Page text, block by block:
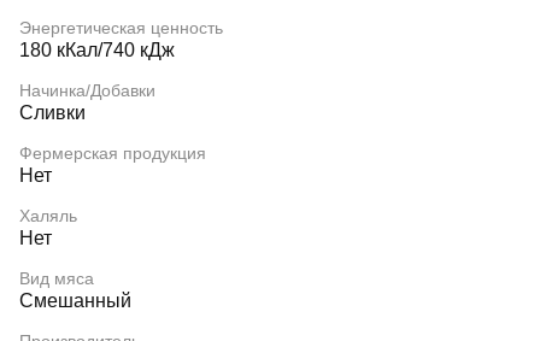
Энергетическая ценность
180 кКал/740 кДж
Начинка/Добавки
Сливки
Фермерская продукция
Нет
Халяль
Нет
Вид мяса
Смешанный